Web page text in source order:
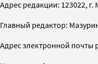
Адрес редакции: 123022, г.
Главный редактор:
Адрес электронной почты